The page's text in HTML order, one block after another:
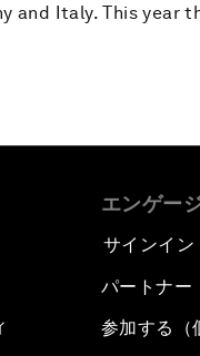
and Italy. This year
エンゲー
サインイン
パートナー
参加する（